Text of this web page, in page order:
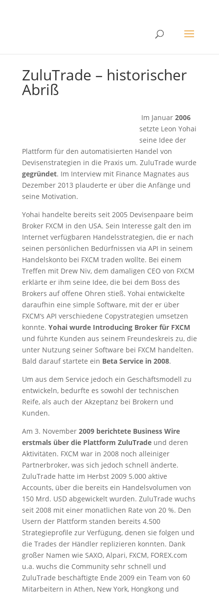
ZuluTrade – historischer
Abriß
Im Januar 2006
setzte Leon Yohai
seine Idee der
Plattform für den automatisierten Handel von
Devisenstrategien in die Praxis um. ZuluTrade wurde
gegründet. Im Interview mit Finance Magnates aus
Dezember 2013 plauderte er über die Anfänge und
seine Motivation.
Yohai handelte bereits seit 2005 Devisenpaare beim
Broker FXCM in den USA. Sein Interesse galt den im
Internet verfügbaren Handelsstrategien, die er nach
seinen persönlichen Bedürfnissen via API in seinem
Handelskonto bei FXCM traden wollte. Bei einem
Treffen mit Drew Niv, dem damaligen CEO von FXCM
erklärte er ihm seine Idee, die bei dem Boss des
Brokers auf offene Ohren stieß. Yohai entwickelte
daraufhin eine simple Software, mit der er über
FXCM‘s API verschiedene Copystrategien umsetzen
konnte. Yohai wurde Introducing Broker für FXCM
und führte Kunden aus seinem Freundeskreis zu, die
unter Nutzung seiner Software bei FXCM handelten.
Bald darauf startete ein Beta Service in 2008.
Um aus dem Service jedoch ein Geschäftsmodell zu
entwickeln, bedurfte es sowohl der technischen
Reife, als auch der Akzeptanz bei Brokern und
Kunden.
Am 3. November 2009 berichtete Business Wire
erstmals über die Plattform ZuluTradeund deren
Aktivitäten. FXCM war in 2008 noch alleiniger
Partnerbroker, was sich jedoch schnell änderte.
ZuluTrade hatte im Herbst 2009 5.000 aktive
Accounts, über die bereits ein Handelsvolumen von
150 Mrd. USD abgewickelt wurden. ZuluTrade wuchs
seit 2008 mit einer monatlichen Rate von 20 %. Den
Usern der Plattform standen bereits 4.500
Strategieprofile zur Verfügung, denen sie folgen und
die Trades der Händler replizieren konnten. Dank
großer Namen wie SAXO, Alpari, FXCM, FOREX.com
u.a. wuchs die Community sehr schnell und
ZuluTrade beschäftigte Ende 2009 ein Team von 60
Mitarbeitern in Athen, New York, Hongkong und